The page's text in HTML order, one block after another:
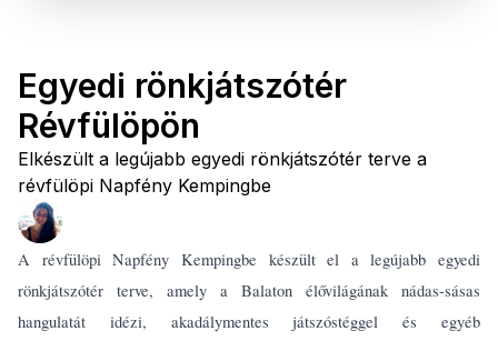
Egyedi rönkjátszótér
Révfülöpön
Elkészült a legújabb egyedi rönkjátszótér terve a
révfülöpi Napfény Kempingbe
A révfülöpi Napfény Kempingbe készült el a legújabb egyedi
rönkjátszótér terve, amely a Balaton élővilágának nádas-sásas
hangulatát idézi, akadálymentes játszóstéggel és egyéb